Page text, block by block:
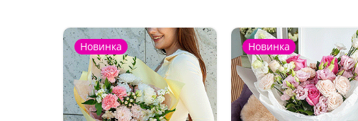
Новинка Новинка